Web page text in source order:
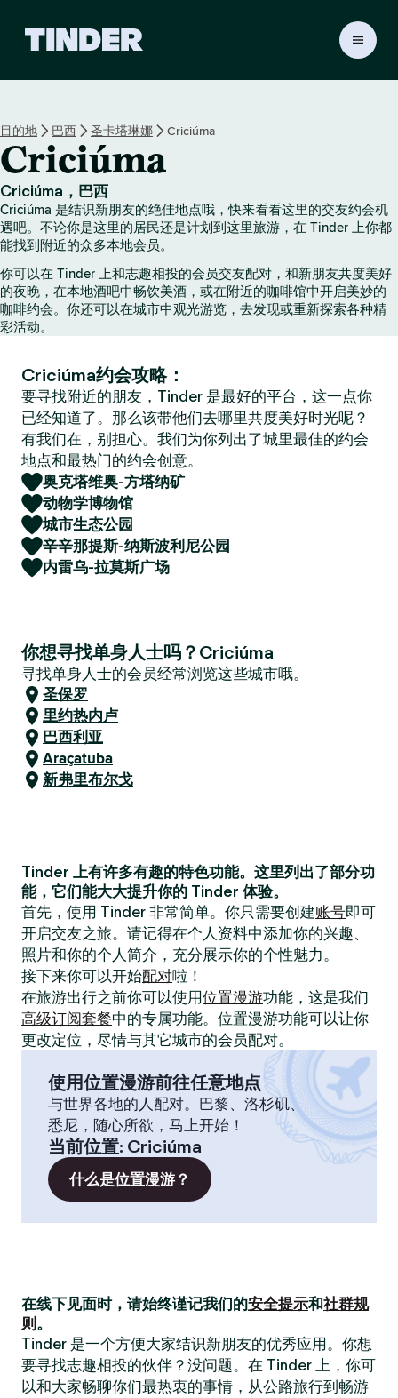
r
首
页
目的地 巴西 圣卡塔琳娜 Criciúma
Criciúma
Criciúma，巴西
Criciúma 是结识新朋友的绝佳地点哦，快来看看这里的交友约会机
遇吧。不论你是这里的居民还是计划到这里旅游，在 Tinder 上你都
能找到附近的众多本地会员。
你可以在 Tinder 上和志趣相投的会员交友配对，和新朋友共度美好
的夜晚，在本地酒吧中畅饮美酒，或在附近的咖啡馆中开启美妙的
咖啡约会。你还可以在城市中观光游览，去发现或重新探索各种精
彩活动。
Criciúma约会攻略：
要寻找附近的朋友，Tinder 是最好的平台，这一点你
已经知道了。那么该带他们去哪里共度美好时光呢？
有我们在，别担心。我们为你列出了城里最佳的约会
地点和最热门的约会创意。
奥克塔维奥-方塔纳矿
动物学博物馆
城市生态公园
辛辛那提斯-纳斯波利尼公园
内雷乌-拉莫斯广场
你想寻找单身人士吗？Criciúma
寻找单身人士的会员经常浏览这些城市哦。
圣保罗
里约热内卢
巴西利亚
Araçatuba
新弗里布尔戈
Tinder 上有许多有趣的特色功能。这里列出了部分功
能，它们能大大提升你的 Tinder 体验。
首先，使用 Tinder 非常简单。你只需要创建账号即可
开启交友之旅。请记得在个人资料中添加你的兴趣、
照片和你的个人简介，充分展示你的个性魅力。
接下来你可以开始配对啦！
在旅游出行之前你可以使用位置漫游功能，这是我们
高级订阅套餐中的专属功能。位置漫游功能可以让你
更改定位，尽情与其它城市的会员配对。
使用位置漫游前往任意地点
与世界各地的人配对。巴黎、洛杉矶、
悉尼，随心所欲，马上开始！
当前位置: Criciúma
什么是位置漫游？
在线下见面时，请始终谨记我们的安全提示和社群规
则 。
Tinder 是一个方便大家结识新朋友的优秀应用。你想
要寻找志趣相投的伙伴？没问题。在 Tinder 上，你可
以和大家畅聊你们最热衷的事情，从公路旅行到畅游